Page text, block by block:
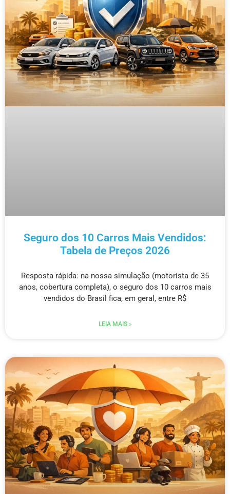
Seguro dos 10 Carros Mais Vendidos:
Tabela de Preços 2026
Resposta rápida: na nossa simulação (motorista de 35
anos, cobertura completa), o seguro dos 10 carros mais
vendidos do Brasil fica, em geral, entre R$
LEIA MAIS »